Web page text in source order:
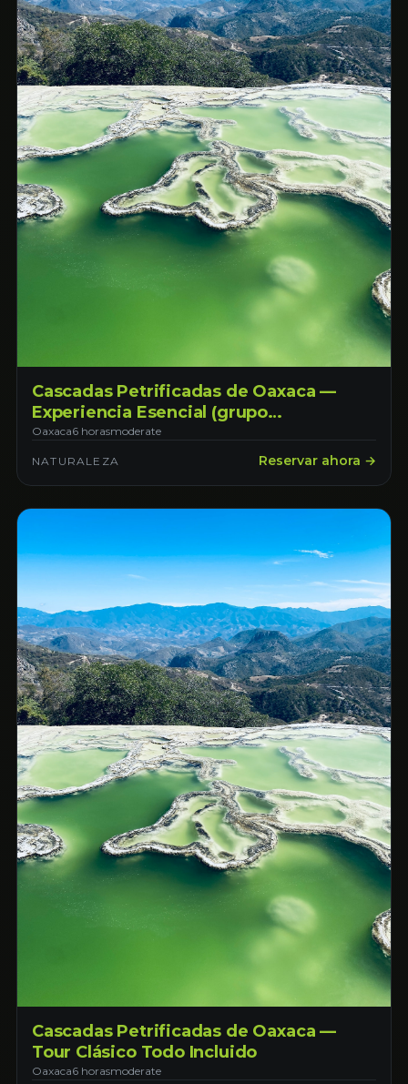
Cascadas Petrificadas de Oaxaca —
Experiencia Esencial (grupo
compartido)
Oaxaca6 horasmoderate
NATURALEZA Reservar ahora →
Cascadas Petrificadas de Oaxaca —
Tour Clásico Todo Incluido
Oaxaca6 horasmoderate